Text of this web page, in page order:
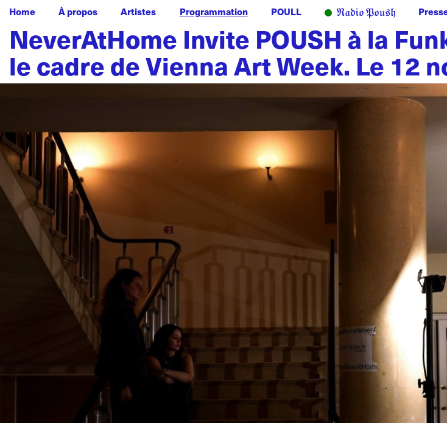
Home À propos Artistes Programmation POULL
NeverAtHome Invite POUSH à la
le cadre de Vienna Art Week. Le 12